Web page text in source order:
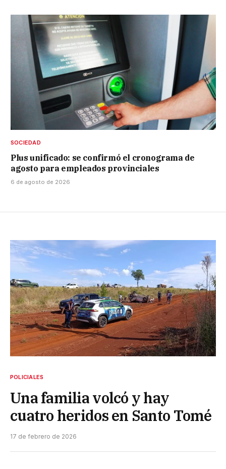
SOCIEDAD
Plus unificado: se confirmó el cronograma de
agosto para empleados provinciales
6 de agosto de 2026
POLICIALES
Una familia volcó y hay
cuatro heridos en Santo Tomé
17 de febrero de 2026